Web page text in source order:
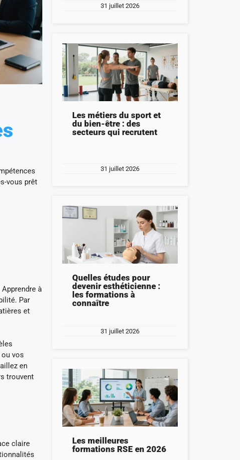
vous prêt
à
Par
et
vos
en
trouvent
claire
31 juillet 2026
Les métiers du sport et
du bien-être : des
secteurs qui recrutent
31 juillet 2026
Quelles études pour
devenir esthéticienne :
les formations à
connaître
31 juillet 2026
Les meilleures
formations RSE en 2026